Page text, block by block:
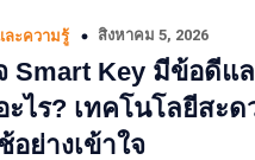
ะความรู้ สิงหาคม 5, 2026
Smart Key มีข้อดีแ
ะไร? เทคโนโลยีสะ
อย่างเข้าใจ